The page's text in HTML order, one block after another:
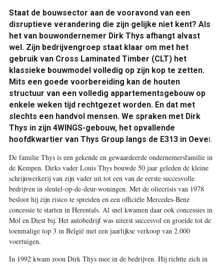
Staat de bouwsector aan de vooravond van een
disruptieve verandering die zijn gelijke niet kent? Als
het van bouwondernemer Dirk Thys afhangt alvast
wel. Zijn bedrijvengroep staat klaar om met het
gebruik van Cross Laminated Timber (CLT) het
klassieke bouwmodel volledig op zijn kop te zetten.
Mits een goede voorbereiding kan de houten
structuur van een volledig appartementsgebouw op
enkele weken tijd rechtgezet worden. En dat met
slechts een handvol mensen. We spraken met Dirk
Thys in zijn 4WINGS-gebouw, het opvallende
hoofdkwartier van Thys Group langs de E313 in Oevel.
De familie Thys is een gekende en gewaardeerde ondernemers­familie in
de Kempen. Dirks vader Louis Thys bouwde 50 jaar geleden de kleine
schrijnwerkerij van zijn vader uit tot een van de eerste succesvolle
bedrijven in sleutel-op-de-deur-woningen. Met de oliecrisis van 1978
besloot hij zijn risico te spreiden en een officiële Mercedes-Benz
concessie te starten in Herentals. Al snel kwamen daar ook concessies in
Mol en Diest bij. Het autobedrijf was uiterst succesvol en groeide tot de
toenmalige top 3 in België met een jaarlijkse verkoop van 2.000
voertuigen.
In 1992 kwam zoon Dirk Thys mee in de bedrijven. Hij richtte zich in